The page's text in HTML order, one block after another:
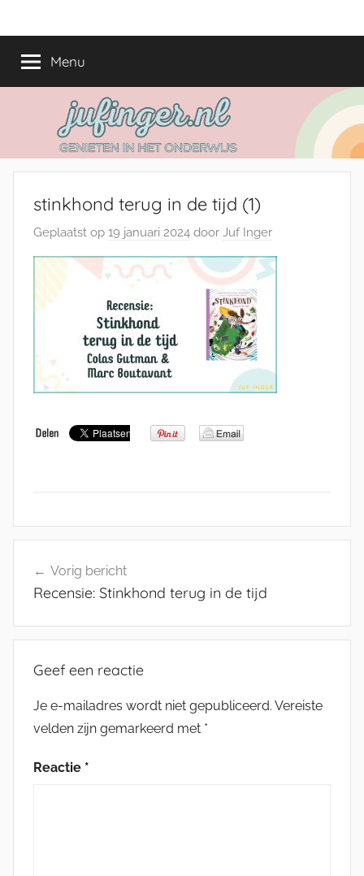
naarjufinger.nl
het
onderwijs
Menu
stinkhond terug in de tijd (1)
Geplaatst op 19 januari 2024 door Juf Inger
navigatie
Vorig bericht
Recensie: Stinkhond terug in de tijd
Geef een reactie
Je e-mailadres wordt niet gepubliceerd. Vereiste
velden zijn gemarkeerd met *
Reactie *